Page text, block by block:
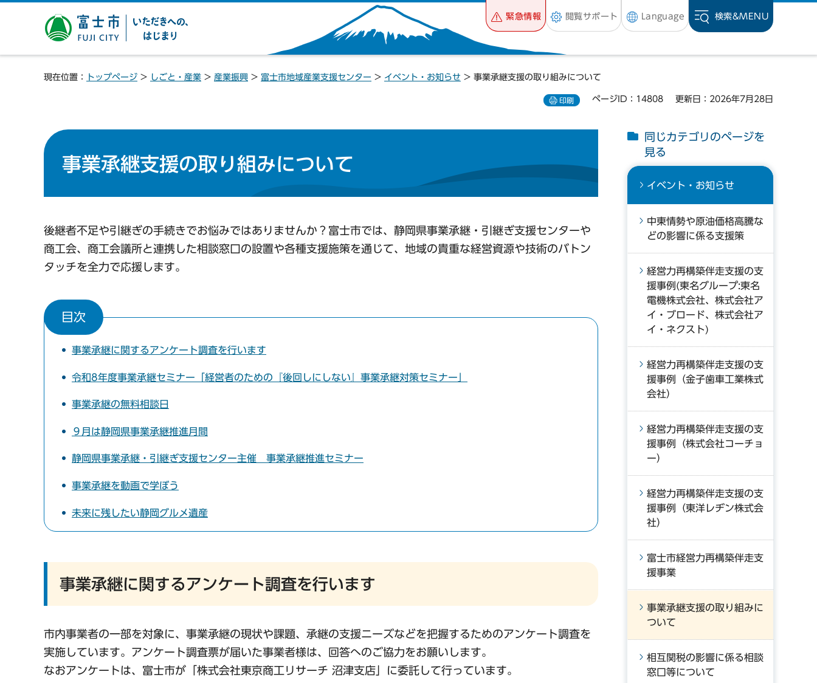
富士市 いただきへの、は
じまり
緊急情報 閲覧サポート Language 検索&MENU
現在位置： トップページ > しごと・産業 > 産業振興 > 富士市地域産業支援センター > イベント・お知らせ > 事業承継支援の取り組みについて
印刷 ページID：14808 更新日：2026年7月28日
事業承継支援の取り組みについて
後継者不足や引継ぎの手続きでお悩みではありませんか？富士市では、静岡県事業承継・引継ぎ支援センターや
商工会、商工会議所と連携した相談窓口の設置や各種支援施策を通じて、地域の貴重な経営資源や技術のバトン
タッチを全力で応援します。
目次
事業承継に関するアンケート調査を行います
令和8年度事業承継セミナー「経営者のための『後回しにしない』事業承継対策セミナー」
事業承継の無料相談日
９月は静岡県事業承継推進月間
静岡県事業承継・引継ぎ支援センター主催 事業承継推進セミナー
事業承継を動画で学ぼう
未来に残したい静岡グルメ遺産
事業承継に関するアンケート調査を行います
市内事業者の一部を対象に、事業承継の現状や課題、承継の支援ニーズなどを把握するためのアンケート調査を
実施しています。アンケート調査票が届いた事業者様は、回答へのご協力をお願いします。
なおアンケートは、富士市が「株式会社東京商工リサーチ 沼津支店」に委託して行っています。
同じカテゴリのページを
見る
イベント・お知らせ
中東情勢や原油価格高騰な
どの影響に係る支援策
経営力再構築伴走支援の支
援事例(東名グループ:東名
電機株式会社、株式会社ア
イ・ブロード、株式会社ア
イ・ネクスト)
経営力再構築伴走支援の支
援事例（金子歯車工業株式
会社）
経営力再構築伴走支援の支
援事例（株式会社コーチョ
ー）
経営力再構築伴走支援の支
援事例（東洋レヂン株式会
社）
富士市経営力再構築伴走支
援事業
事業承継支援の取り組みに
ついて
相互関税の影響に係る相談
窓口等について